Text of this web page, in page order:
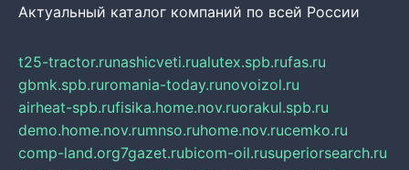
Актуальный каталог компаний по всей России
t25-tractor.runashicveti.rualutex.spb.rufas.ru
gbmk.spb.ruromania-today.runovoizol.ru
airheat-spb.rufisika.home.nov.ruorakul.spb.ru
demo.home.nov.rumnso.ruhome.nov.rucemko.ru
comp-land.org7gazet.rubicom-oil.rusuperiorsearch.ru